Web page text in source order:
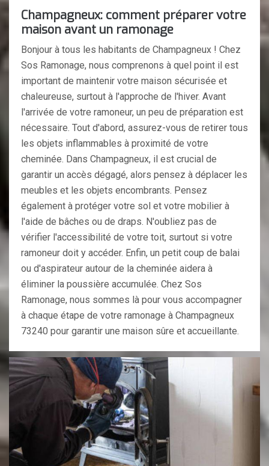
Champagneux: comment préparer votre
maison avant un ramonage
Bonjour à tous les habitants de Champagneux ! Chez
Sos Ramonage, nous comprenons à quel point il est
important de maintenir votre maison sécurisée et
chaleureuse, surtout à l'approche de l'hiver. Avant
l'arrivée de votre ramoneur, un peu de préparation est
nécessaire. Tout d'abord, assurez-vous de retirer tous
les objets inflammables à proximité de votre
cheminée. Dans Champagneux, il est crucial de
garantir un accès dégagé, alors pensez à déplacer les
meubles et les objets encombrants. Pensez
également à protéger votre sol et votre mobilier à
l'aide de bâches ou de draps. N'oubliez pas de
vérifier l'accessibilité de votre toit, surtout si votre
ramoneur doit y accéder. Enfin, un petit coup de balai
ou d'aspirateur autour de la cheminée aidera à
éliminer la poussière accumulée. Chez Sos
Ramonage, nous sommes là pour vous accompagner
à chaque étape de votre ramonage à Champagneux
73240 pour garantir une maison sûre et accueillante.